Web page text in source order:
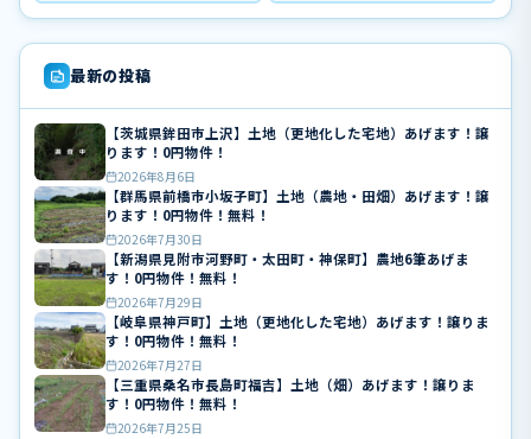
最新の投稿
【茨城県鉾田市上沢】土地（更地化した宅地）あげます！譲
ります！0円物件！
2026年8月6日
【群馬県前橋市小坂子町】土地（農地・田畑）あげます！譲
ります！0円物件！無料！
2026年7月30日
【新潟県見附市河野町・太田町・神保町】農地6筆あげま
す！0円物件！無料！
2026年7月29日
【岐阜県神戸町】土地（更地化した宅地）あげます！譲りま
す！0円物件！無料！
2026年7月27日
【三重県桑名市長島町福吉】土地（畑）あげます！譲りま
す！0円物件！無料！
2026年7月25日